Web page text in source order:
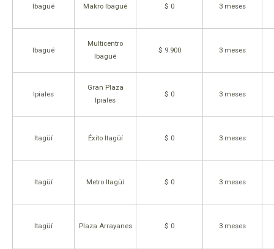
Ibagué Makro Ibagué $ 0 3 meses
Ibagué
Multicentro
Ibagué
$ 9.900 3 meses
Ipiales
Gran Plaza
Ipiales
$ 0 3 meses
Itagüí Éxito Itagüí $ 0 3 meses
Itagüí Metro Itagüí $ 0 3 meses
Itagüí Plaza Arrayanes $ 0 3 meses